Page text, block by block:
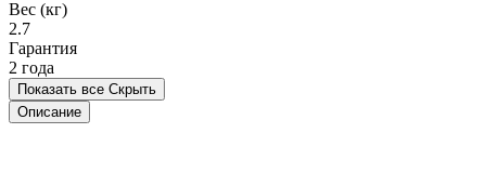
Вес (кг)
2.7
Гарантия
2 года
Показать все Скрыть
Описание